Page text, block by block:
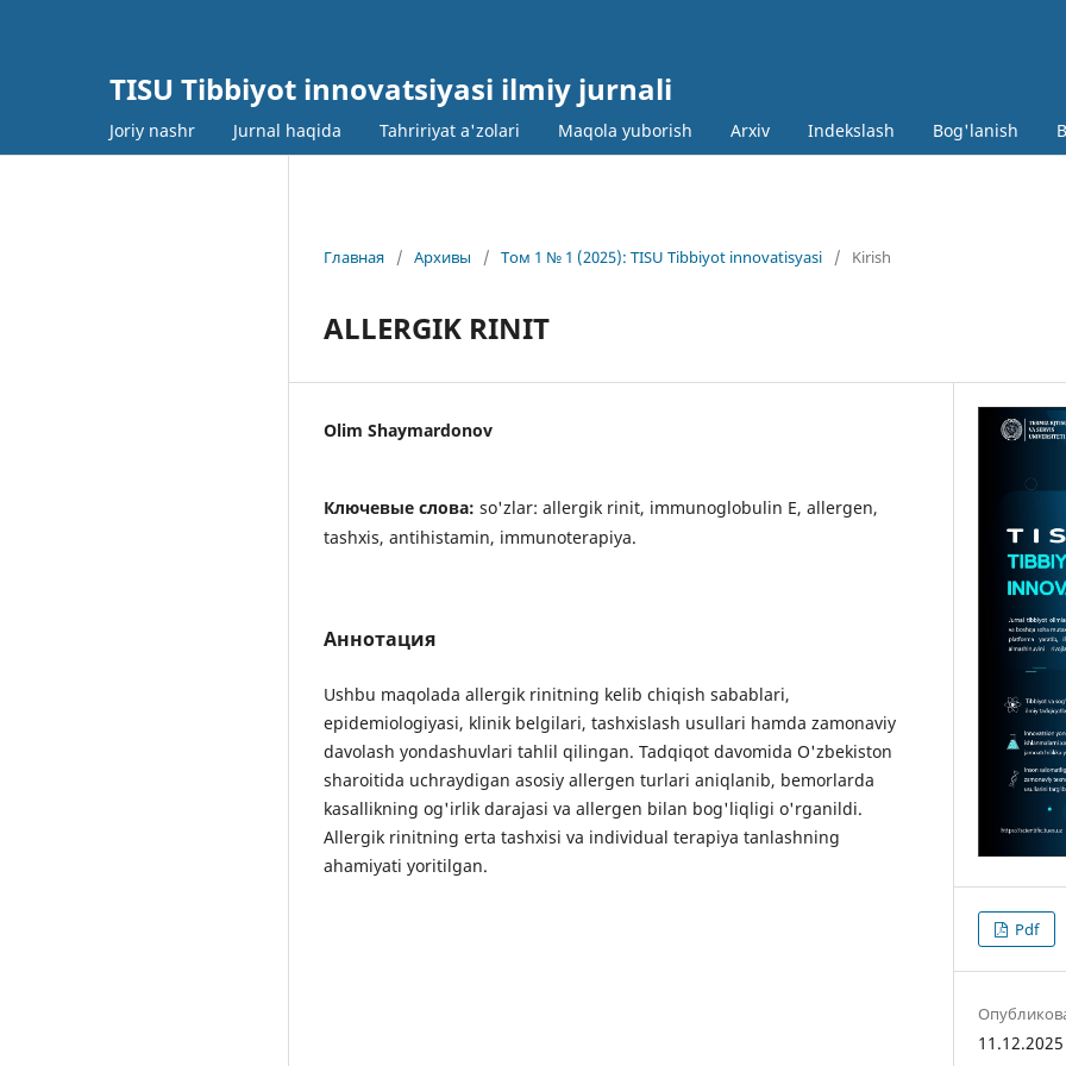
TISU Tibbiyot innovatsiyasi ilmiy jurnali
Joriy nashr Jurnal haqida Tahririyat a'zolari Maqola yuborish Arxiv Indekslash Bog'lanish
Главная / Архивы / Том 1 № 1 (2025): TISU Tibbiyot innovatisyasi / Kirish
ALLERGIK RINIT
Olim Shaymardonov
Ключевые слова: so'zlar: allergik rinit, immunoglobulin E, allergen,
tashxis, antihistamin, immunoterapiya.
Аннотация
Ushbu maqolada allergik rinitning kelib chiqish sabablari,
epidemiologiyasi, klinik belgilari, tashxislash usullari hamda zamonaviy
davolash yondashuvlari tahlil qilingan. Tadqiqot davomida O'zbekiston
sharoitida uchraydigan asosiy allergen turlari aniqlanib, bemorlarda
kasallikning og'irlik darajasi va allergen bilan bog'liqligi o'rganildi.
Allergik rinitning erta tashxisi va individual terapiya tanlashning
ahamiyati yoritilgan.
Pdf
11.12.2025